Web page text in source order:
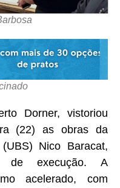
Dorner, vistoriou
(22) as obras da
Nico Baracat,
de execução. A
acelerado, com